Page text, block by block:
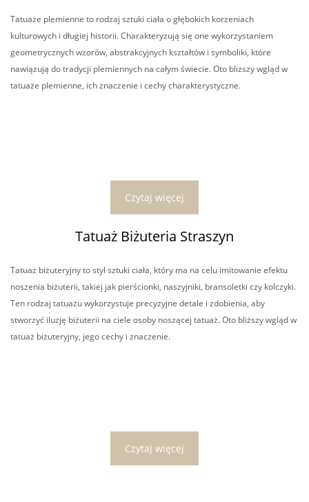
Tatuaże plemienne to rodzaj sztuki ciała o głębokich korzeniach
kulturowych i długiej historii. Charakteryzują się one wykorzystaniem
geometrycznych wzorów, abstrakcyjnych kształtów i symboliki, które
nawiązują do tradycji plemiennych na całym świecie. Oto bliższy wgląd w
tatuaże plemienne, ich znaczenie i cechy charakterystyczne.
Czytaj więcej
Tatuaż Biżuteria Straszyn
Tatuaż biżuteryjny to styl sztuki ciała, który ma na celu imitowanie efektu
noszenia biżuterii, takiej jak pierścionki, naszyjniki, bransoletki czy kolczyki.
Ten rodzaj tatuażu wykorzystuje precyzyjne detale i zdobienia, aby
stworzyć iluzję biżuterii na ciele osoby noszącej tatuaż. Oto bliższy wgląd w
tatuaż biżuteryjny, jego cechy i znaczenie.
Czytaj więcej